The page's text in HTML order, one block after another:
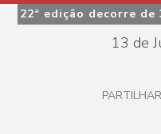
22ª edição decorre
13 de
PARTILHAR